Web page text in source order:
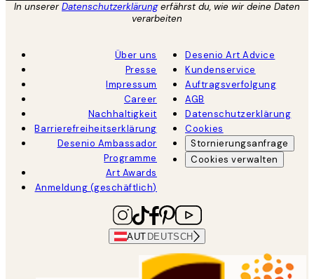
In unsererDatenschutzerklärungerfährst du, wie wir deine Daten
verarbeiten
Über uns
Presse
Impressum
Career
Nachhaltigkeit
Barrierefreiheitserklärung
Desenio Ambassador
Programme
Art Awards
Anmeldung (geschäftlich)
Desenio Art Advice
Kundenservice
Auftragsverfolgung
AGB
Datenschutzerklärung
Cookies
Stornierungsanfrage
Cookies verwalten
AUT DEUTSCH